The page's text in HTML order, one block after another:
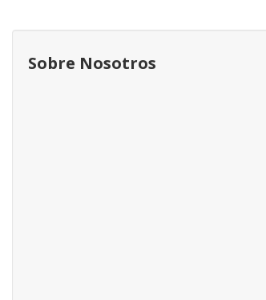
Sobre Nosotros